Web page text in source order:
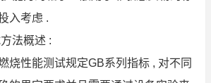
入考虑 .
法概述 :
烧性能测试规定GB系列指标 , 对不同